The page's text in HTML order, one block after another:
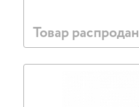
Товар распродан